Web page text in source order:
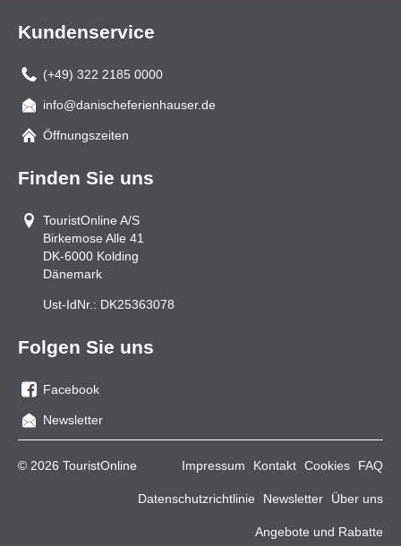
Kundenservice
(+49) 322 2185 0000
Mail
info@danischeferienhauser.de
Öffnungszeiten
Finden Sie uns
TouristOnline A/S
Birkemose Alle 41
DK-6000 Kolding
Dänemark
Ust-IdNr.: DK25363078
Folgen Sie uns
Sie
uns
Facebook
Newsletter
© 2026 TouristOnline Impressum Kontakt Cookies FAQ
Datenschutzrichtlinie Newsletter Über uns
Angebote und Rabatte